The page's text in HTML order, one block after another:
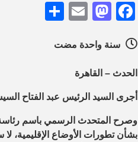
Facebook
Mastodon
Email
سنة واحدة مضت
الحدث – القاهرة
أجرى السيد الرئيس عبد الفتاح
وصرح المتحدث الرسمي باسم رئاسة
بشأن تطورات الأوضاع الإقليمية،